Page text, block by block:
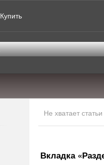
Купить
Не хватает
Вкладка